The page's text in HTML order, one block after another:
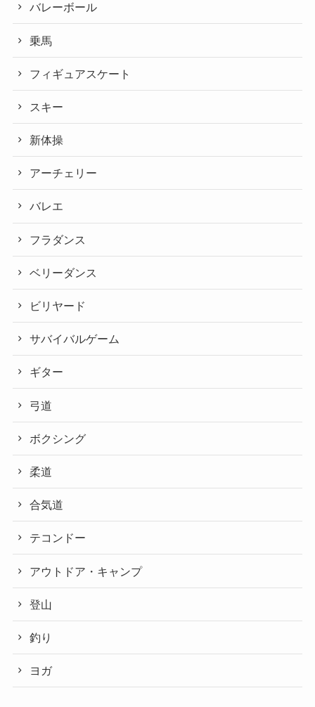
バレーボール
乗馬
フィギュアスケート
スキー
新体操
アーチェリー
バレエ
フラダンス
ベリーダンス
ビリヤード
サバイバルゲーム
ギター
弓道
ボクシング
柔道
合気道
テコンドー
アウトドア・キャンプ
登山
釣り
ヨガ